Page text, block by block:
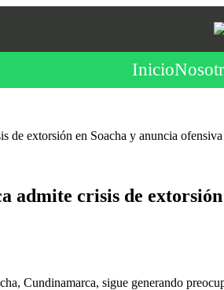
Inicio
de extorsión en Soacha y anuncia
admite crisis de
Cundinamarca, sigue generando